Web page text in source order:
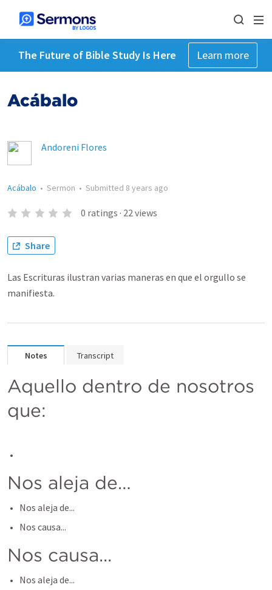
The Future of Bible Study Is Here Learn more
Acábalo
Andoreni Flores
Acábalo • Sermon • Submitted 8 years ago
0 ratings · 22views
Share
Las Escrituras ilustran varias maneras en que el orgullo se
manifiesta.
Notes Transcript
Aquello dentro de nosotros
que:
Nos aleja de…
Nos aleja de...
Nos causa...
Nos causa...
Nos aleja de...